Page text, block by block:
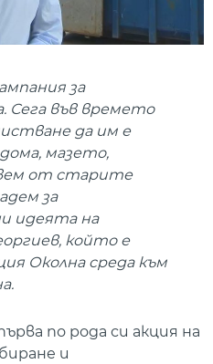
за
Сега във времето
да им е
мазето,
от старите
за
идеята на
който е
Околна среда към
по рода си акция на
и